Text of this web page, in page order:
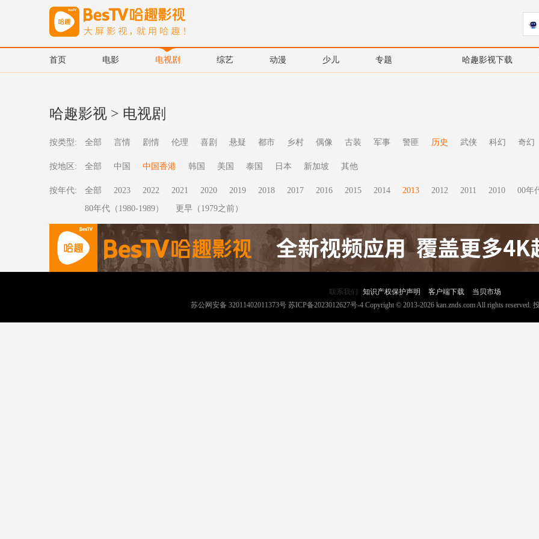
首页 电影 电视剧 综艺 动漫 少儿 专题 哈趣影视下载
哈趣影视 > 电视剧
按类型: 全部 言情 剧情 伦理 喜剧 悬疑 都市 乡村 偶像 古装 军事 警匪 历史 武侠 科幻 奇幻
按地区: 全部 中国 中国香港 韩国 美国 泰国 日本 新加坡 其他
按年代: 全部 2023 2022 2021 2020 2019 2018 2017 2016 2015 2014 2013 2012 2011 2010 00年
80年代（1980-1989）
更早（1979之前）
联系我们 知识产权保护声明 客户端下载
当贝市场
苏公网安备 32011402011373号 苏ICP备2023012627号-4Copyright © 2013-2026 kan.znds.com All rights reserved.